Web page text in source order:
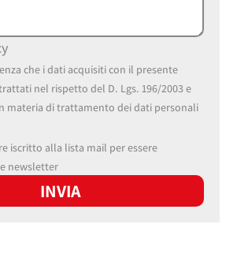
che i dati acquisiti con il presente
nel rispetto del D. Lgs. 196/2003 e
materia di trattamento dei dati personali
iscritto alla lista mail per essere
newsletter
INVIA